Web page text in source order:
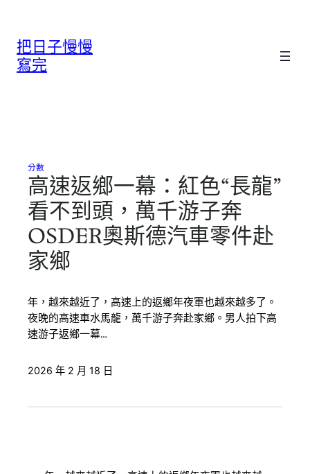
把日子慢慢
寫完
分數
高速返鄉一幕：紅色“長龍”
看不到頭，萬千游子奔
OSDER奧斯德汽車零件赴
家鄉
年，越來越近了，高速上的返鄉年夜軍也越來越多了。
夜晚的高速車水馬龍，萬千游子奔赴家鄉。男人拍下高
速游子返鄉一幕…
2026 年 2 月 18 日